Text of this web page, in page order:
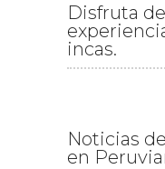
Disfruta
incas.
Noticias
en